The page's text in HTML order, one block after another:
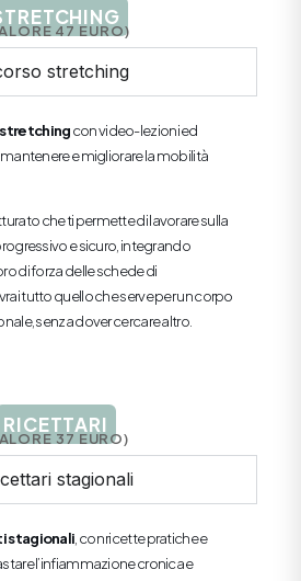
47 EURO)
stretching
con video-lezioni ed
e migliorare la mobilità
che ti permette di lavorare sulla
e sicuro, integrando
di forza delle schede di
tutto quello che serve per un corpo
senza dover cercare altro.
RICETTARI
37 EURO)
stagionali
stagionali , con ricette pratiche e
l’infiammazione cronica e